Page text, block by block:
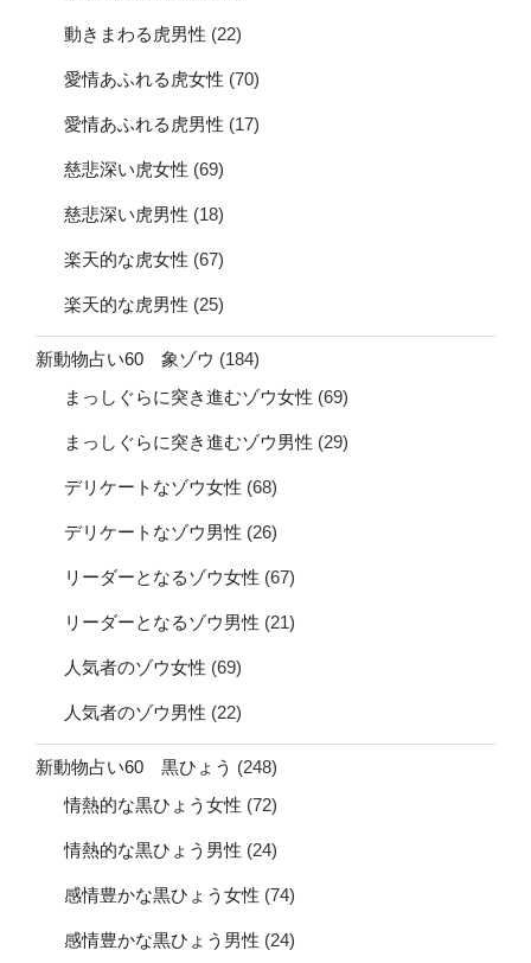
動きまわる虎男性 (22)
愛情あふれる虎女性 (70)
愛情あふれる虎男性 (17)
慈悲深い虎女性 (69)
慈悲深い虎男性 (18)
楽天的な虎女性 (67)
楽天的な虎男性 (25)
新動物占い60 象ゾウ (184)
まっしぐらに突き進むゾウ女性 (69)
まっしぐらに突き進むゾウ男性 (29)
デリケートなゾウ女性 (68)
デリケートなゾウ男性 (26)
リーダーとなるゾウ女性 (67)
リーダーとなるゾウ男性 (21)
人気者のゾウ女性 (69)
人気者のゾウ男性 (22)
新動物占い60 黒ひょう (248)
情熱的な黒ひょう女性 (72)
情熱的な黒ひょう男性 (24)
感情豊かな黒ひょう女性 (74)
感情豊かな黒ひょう男性 (24)